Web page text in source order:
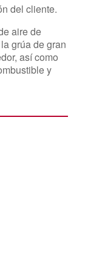
del cliente.
aire de
grúa de gran
así como
y